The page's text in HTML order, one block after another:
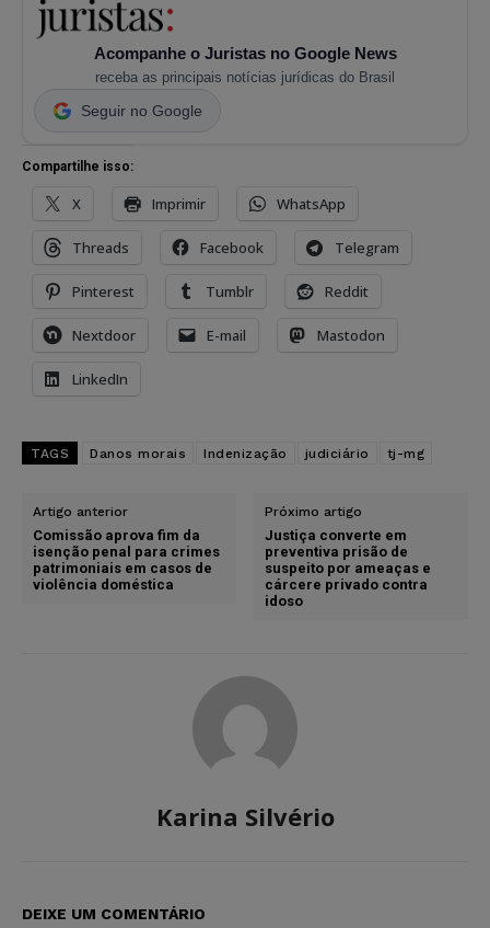
Acompanhe o Juristas no Google News
receba as principais notícias jurídicas do Brasil
Seguir no Google
Compartilhe isso:
X Imprimir WhatsApp
Threads Facebook Telegram
Pinterest Tumblr Reddit
Nextdoor E-mail Mastodon
LinkedIn
TAGS Danos morais Indenização judiciário tj-mg
Artigo anterior
Comissão aprova fim da
isenção penal para crimes
patrimoniais em casos de
violência doméstica
Próximo artigo
Justiça converte em
preventiva prisão de
suspeito por ameaças e
cárcere privado contra
idoso
Karina Silvério
DEIXE UM COMENTÁRIO